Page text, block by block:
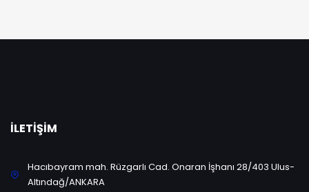
İLETIŞIM
Hacıbayram mah. Rüzgarlı Cad. Onaran İşhanı 28/403 Ulus-
Altındağ/ANKARA